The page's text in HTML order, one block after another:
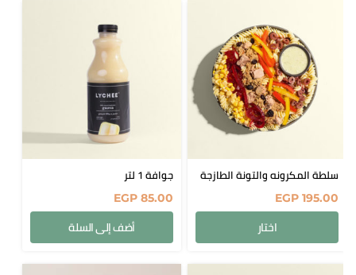
سلطة المكرونه والتونة الطازجة
EGP 195.00
اختار
جوافة 1 لتر
EGP 85.00
أضف إلى السلة